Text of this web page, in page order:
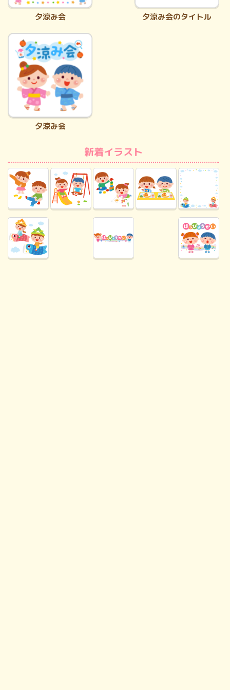
夕涼み会 夕涼み会のタイトル
夕涼み会
新着イラスト